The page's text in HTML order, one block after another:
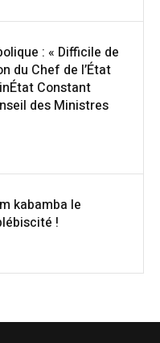
: « Difficile de
du Chef de l’État
Constant
des Ministres
kabamba le
!